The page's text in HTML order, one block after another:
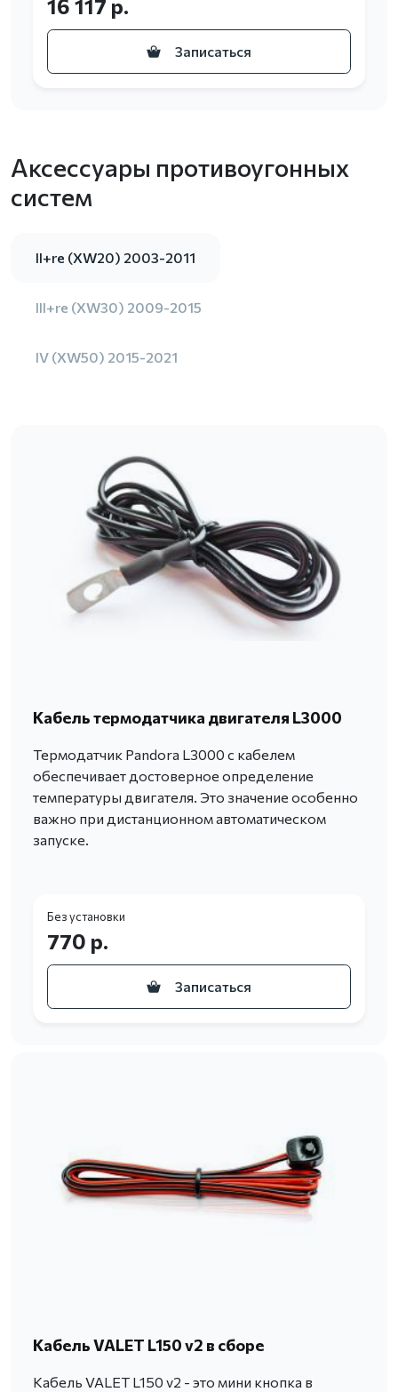
16 117 р.
Записаться
Аксессуары противоугонных
систем
II+re (XW20) 2003-2011
III+re (XW30) 2009-2015
IV (XW50) 2015-2021
Кабель термодатчика двигателя L3000
Термодатчик Pandora L3000 с кабелем
обеспечивает достоверное определение
температуры двигателя. Это значение особенно
важно при дистанционном автоматическом
запуске.
Без установки
770 р.
Записаться
Кабель VALET L150 v2 в сборе
Кабель VALET L150 v2 - это мини кнопка в